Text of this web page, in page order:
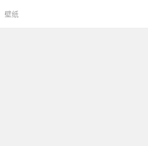
壁纸